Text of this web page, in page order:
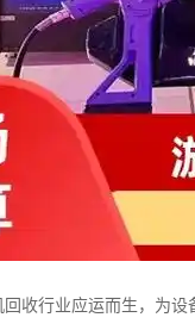
收行业应运而生，为